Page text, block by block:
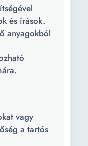
törlés
anyag
kreativitás,
képzelőerő,
és írások.
anyagokból
vagy
a tartós